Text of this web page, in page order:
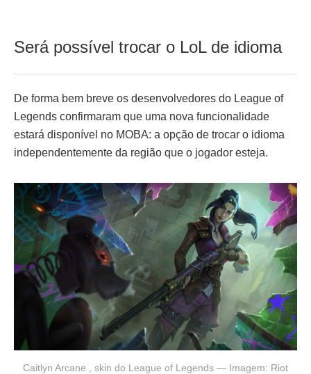
Será possível trocar o LoL de idioma
De forma bem breve os desenvolvedores do League of
Legends confirmaram que uma nova funcionalidade
estará disponível no MOBA: a opção de trocar o idioma
independentemente da região que o jogador esteja.
Caitlyn Arcane , skin do League of Legends — Imagem: Riot